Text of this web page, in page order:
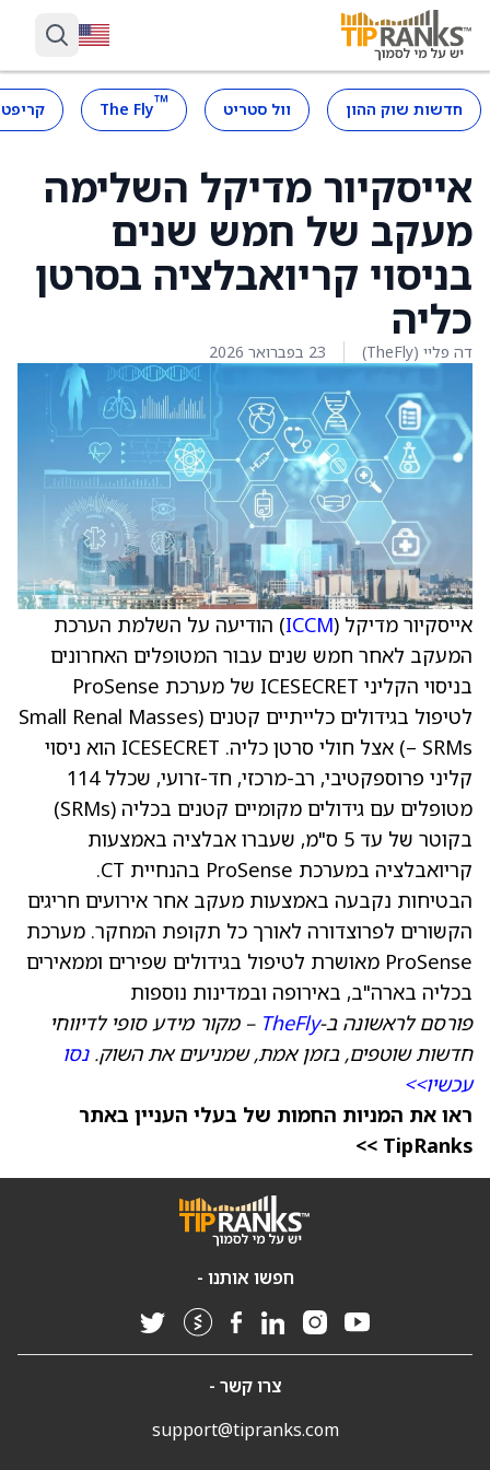
חדשות שוק ההון וול סטריט ™
The Fly
אייסקיור מדיקל השלימה
מעקב של חמש שנים
בניסוי קריואבלציה בסרטן
כליה
דה פליי (TheFly) 23 בפברואר 2026
אייסקיור מדיקל (ICCM) הודיעה על השלמת הערכת
המעקב לאחר חמש שנים עבור המטופלים האחרונים
בניסוי הקליני ICESECRET של מערכת ProSense
לטיפול בגידולים כלייתיים קטנים (Small Renal Masses
– SRMs) אצל חולי סרטן כליה. ICESECRET הוא ניסוי
קליני פרוספקטיבי, רב-מרכזי, חד-זרועי, שכלל 114
מטופלים עם גידולים מקומיים קטנים בכליה (SRMs)
בקוטר של עד 5 ס"מ, שעברו אבלציה באמצעות
קריואבלציה במערכת ProSense בהנחיית CT.
הבטיחות נקבעה באמצעות מעקב אחר אירועים חריגים
הקשורים לפרוצדורה לאורך כל תקופת המחקר. מערכת
ProSense מאושרת לטיפול בגידולים שפירים וממאירים
בכליה בארה"ב, באירופה ובמדינות נוספות
פורסם לראשונה ב-TheFly – מקור מידע סופי לדיווחי
חדשות שוטפים, בזמן אמת, שמניעים את השוק.נסו
עכשיו>>
ראו את המניות החמות של בעלי העניין באתר
TipRanks >>
חפשו אותנו -
צרו קשר -
support@tipranks.com